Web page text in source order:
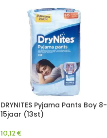
DRYNITES Pyjama Pants Boy 8-
15jaar (13st)
10,12 €